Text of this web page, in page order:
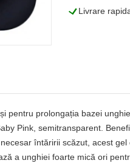
LLivrare
pentru prolongația bazei
Pink, semitransparent.
întăririi scăzut, acest
a unghiei foarte mică ori